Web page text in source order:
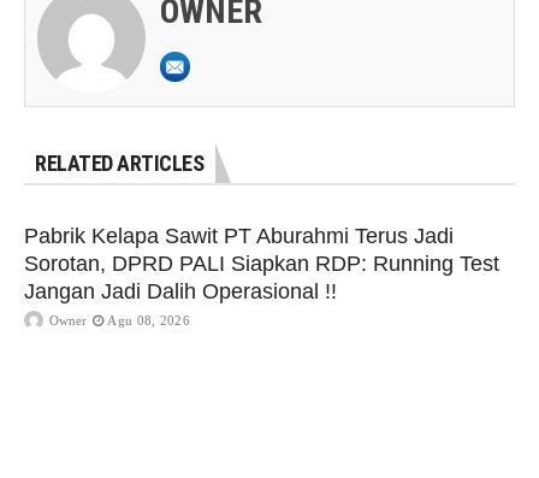
OWNER
RELATED ARTICLES
Pabrik Kelapa Sawit PT Aburahmi Terus Jadi
Sorotan, DPRD PALI Siapkan RDP: Running Test
Jangan Jadi Dalih Operasional !!
Owner Agu 08, 2026